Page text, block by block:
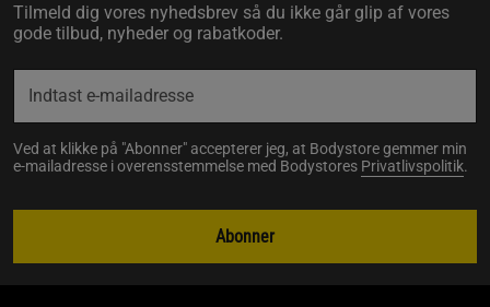
Tilmeld dig vores nyhedsbrev så du ikke går glip af vores
gode tilbud, nyheder og rabatkoder.
Ved at klikke på "Abonner" accepterer jeg, at Bodystore gemmer min
e-mailadresse i overensstemmelse med Bodystores Privatlivspolitik.
Abonner